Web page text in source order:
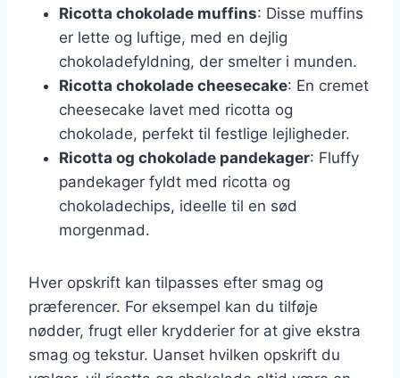
Ricotta chokolade muffins: Disse muffins
er lette og luftige, med en dejlig
chokoladefyldning, der smelter i munden.
Ricotta chokolade cheesecake: En cremet
cheesecake lavet med ricotta og
chokolade, perfekt til festlige lejligheder.
Ricotta og chokolade pandekager: Fluffy
pandekager fyldt med ricotta og
chokoladechips, ideelle til en sød
morgenmad.
Hver opskrift kan tilpasses efter smag og
præferencer. For eksempel kan du tilføje
nødder, frugt eller krydderier for at give ekstra
smag og tekstur. Uanset hvilken opskrift du